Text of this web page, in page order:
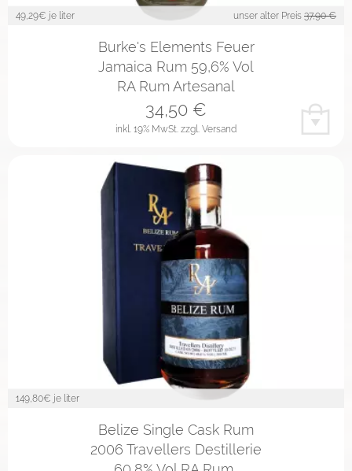
49,29€ je liter unser alter Preis 37,90 €
Burke's Elements Feuer
Jamaica Rum 59,6% Vol
RA Rum Artesanal
inkl. 19% MwSt. zzgl. Versand
34,50 €
149,80€ je liter
Belize Single Cask Rum
2006 Travellers Destillerie